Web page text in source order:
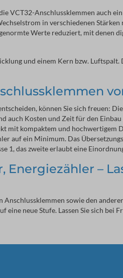
VCT32-Anschlussklemmen auch
in verschiedenen
Werte reduziert, mit denen
und einem Kern bzw.
können Sie sich freuen:
auch Kosten und Zeit für den
mit kompaktem und hochwertigem
auf ein Minimum. Das
1, das zweite erlaubt eine
–
sowie den
eine neue Stufe. Lassen Sie sich bei